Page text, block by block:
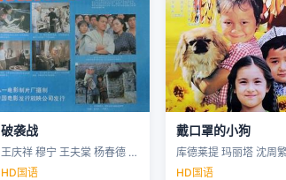
破袭战
王庆祥 穆宁 王夫棠 杨春德 …
HD国语
戴口罩的小狗
库德莱提 玛丽塔 沈周
HD国语